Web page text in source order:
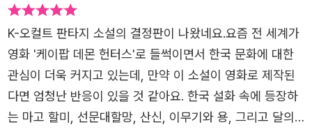
는 사실을 알게 되는데....​완성형 K-오컬트 판타지라는 호칭
이 그야말로 찰떡같이 어울리는 소설 <불량 여신 - 어둠을
쫓는 달 > 이 책을 읽으니 일제강점기 우리 산천에 말뚝을
박고 우리의 영혼을 말살시키려던 일제의 만행이 떠올랐다.
그때 우리 민족을 일본보다 더 괴롭힌 인간들이 바로 친일파
였다. 이 책에 등장하는 어둠의 세력들도 사실은 조선 땅에
었다. 비가 쏟아지던 날, 아이들을 각각 학원으로 보낸 후 카
페에 자리를 잡고 앉아 책을 읽기 시작했다. 한번 시작하니
쭉쭉 읽힌다. 가독성이 너무 좋다. 순식간에 이야기 속으로
빨려 들어갔다. 지루할 틈 없이 전개되는 이야기라 더 마음
에 들었다. 그래서 아이들 픽드랍으로 중간에 자꾸 멈춰야
하는게 아쉬웠다. 초반이 지나가는 순간부터 이 이야기는 영
K-오컬트 판타지 소설의 결정판이 나왔네요.요즘 전 세계가
영화 '케이팝 데몬 헌터스'로 들썩이면서 한국 문화에 대한
관심이 더욱 커지고 있는데, 만약 이 소설이 영화로 제작된
다면 엄청난 반응이 있을 것 같아요. 한국 설화 속에 등장하
는 마고 할미, 선문대할망, 산신, 이무기와 용, 그리고 달의